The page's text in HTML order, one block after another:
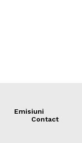
Emisiuni
Contact